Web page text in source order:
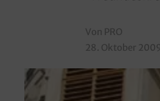
Von PRO
28. Oktober